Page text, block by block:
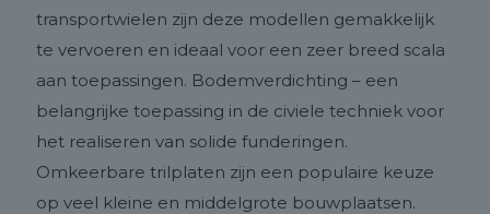
transportwielen zijn deze modellen gemakkelijk
te vervoeren en ideaal voor een zeer breed scala
aan toepassingen. Bodemverdichting – een
belangrijke toepassing in de civiele techniek voor
het realiseren van solide funderingen.
Omkeerbare trilplaten zijn een populaire keuze
op veel kleine en middelgrote bouwplaatsen.